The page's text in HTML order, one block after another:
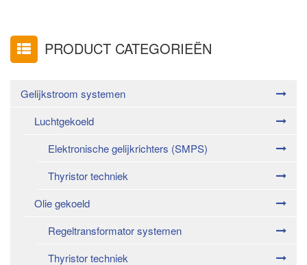
PRODUCT CATEGORIEËN
Gelijkstroom systemen
Luchtgekoeld
Elektronische gelijkrichters (SMPS)
Thyristor techniek
Olie gekoeld
Regeltransformator systemen
Thyristor techniek